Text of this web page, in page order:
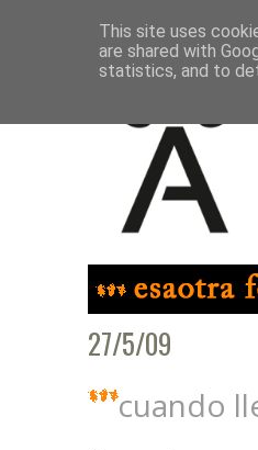
27/5/09
cuando
This site uses
are shared with
statistics, and to